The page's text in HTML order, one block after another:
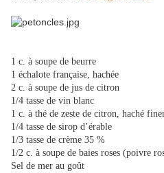
1 c. à soupe de beurre
1 échalote française, hachée
2 c. à soupe de jus de citron
1/4 tasse de vin blanc
1 c. à thé de zeste de citron, haché
1/4 tasse de sirop d’érable
1/3 tasse de crème 35 %
1/2 c. à soupe de baies roses (poivre
Sel de mer au goût